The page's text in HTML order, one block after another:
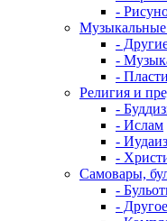
-
Музыкальные
-
-
-
Религия и
-
- Ислам
-
-
Самовары,
-
-